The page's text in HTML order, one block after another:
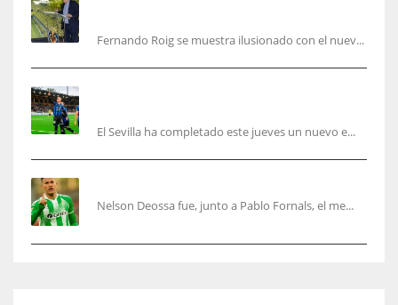
Fernando Roig se muestra ilusionado con el nuev...
El Sevilla ha completado este jueves un nuevo e...
Nelson Deossa fue, junto a Pablo Fornals, el me...